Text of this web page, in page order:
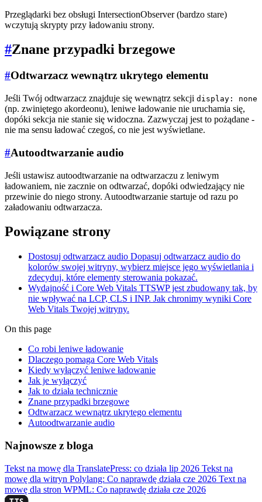
Przeglądarki bez obsługi IntersectionObserver (bardzo stare)
wczytują skrypty przy ładowaniu strony.
#Znane przypadki brzegowe
#Odtwarzacz wewnątrz ukrytego elementu
Jeśli Twój odtwarzacz znajduje się wewnątrz sekcji display: none
(np. zwiniętego akordeonu), leniwe ładowanie nie uruchamia się,
dopóki sekcja nie stanie się widoczna. Zazwyczaj jest to pożądane -
nie ma sensu ładować czegoś, co nie jest wyświetlane.
#Autoodtwarzanie audio
Jeśli ustawisz autoodtwarzanie na odtwarzaczu z leniwym
ładowaniem, nie zacznie on odtwarzać, dopóki odwiedzający nie
przewinie do niego strony. Autoodtwarzanie startuje od razu po
załadowaniu odtwarzacza.
Powiązane strony
Dostosuj odtwarzacz audio Dopasuj odtwarzacz audio do
kolorów swojej witryny, wybierz miejsce jego wyświetlania i
zdecyduj, które elementy sterowania pokazać.
Wydajność i Core Web Vitals TTSWP jest zbudowany tak, by
nie wpływać na LCP, CLS i INP. Jak chronimy wyniki Core
Web Vitals Twojej witryny.
On this page
Co robi leniwe ładowanie
Dlaczego pomaga Core Web Vitals
Kiedy wyłączyć leniwe ładowanie
Jak je wyłączyć
Jak to działa technicznie
Znane przypadki brzegowe
Odtwarzacz wewnątrz ukrytego elementu
Autoodtwarzanie audio
Najnowsze z bloga
Tekst na mowę dla TranslatePress: co działa lip 2026 Tekst na
mowę dla witryn Polylang: Co naprawdę działa cze 2026 Text na
mowę dla stron WPML: Co naprawdę działa cze 2026